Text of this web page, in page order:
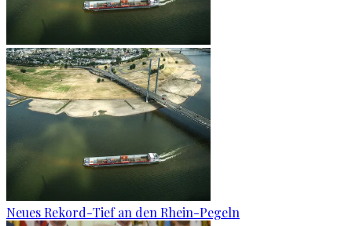
Neues Rekord-Tief an den Rhein-Pegeln